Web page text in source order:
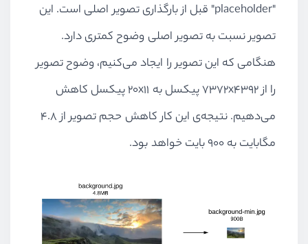
"
placeholder" قبل از بارگذاری تصویر اصلی است. این
تصویر نسبت به تصویر اصلی وضوح کمتری دارد.
هنگامی که این تصویر را ایجاد می‌کنیم، وضوح تصویر
را از ۴۳۹۲
x۷۳۷۲ پیکسل به ۱۱ x ۲۰ پیکسل کاهش
می‌دهیم. نتیجه‌ی این کار کاهش حجم تصویر از ۴.۸
مگابایت به ۹۰۰ بایت خواهد بود.